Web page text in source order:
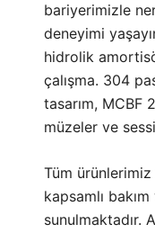
bariyerimizle
deneyimi
hidrolik
çalışma. 304
tasarım, MCBF
müzeler ve
Tüm
kapsamlı
sunulmaktadır.